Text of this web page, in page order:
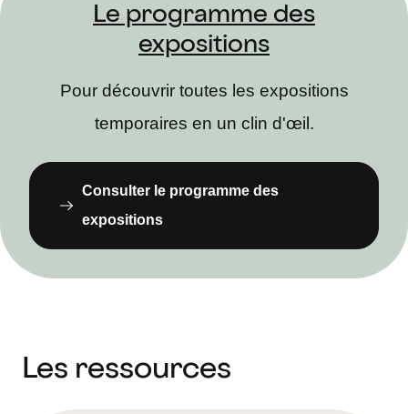
Le programme des
expositions
Pour découvrir toutes les expositions
temporaires en un clin d'œil.
Consulter le programme des
expositions
Les ressources